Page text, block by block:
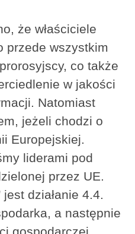
że właściciele
przede wszystkim
co także
w jakości
Natomiast
jeżeli chodzi o
Europejskiej.
liderami pod
przez UE.
jest działanie 4.4.
a następnie